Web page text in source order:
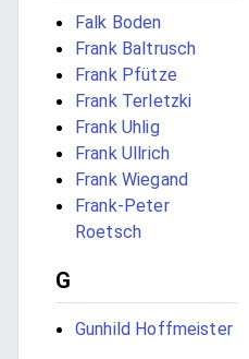
Falk Boden
Frank Baltrusch
Frank Pfütze
Frank Terletzki
Frank Uhlig
Frank Ullrich
Frank Wiegand
Frank-Peter
Roetsch
G
Gunhild Hoffmeister